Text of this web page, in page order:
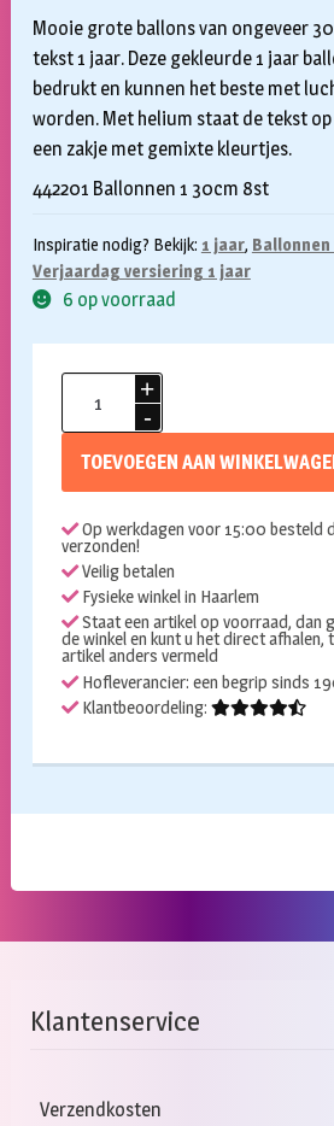
Mooie grote ballons van ongeveer
tekst 1 jaar. Deze gekleurde 1 jaar
bedrukt en kunnen het beste met
worden. Met helium staat de tekst
een zakje met gemixte kleurtjes.
442201 Ballonnen 1 30cm 8st
Inspiratie nodig? Bekijk: 1 jaar,
Verjaardag versiering 1 jaar
6 op voorraad
Ballonnen
stuks
aantal
TOEVOEGEN AAN
Op werkdagen voor 15:00 besteld
verzonden!
Veilig betalen
Fysieke winkel in Haarlem
Staat een artikel op voorraad, dan
de winkel en kunt u het direct afhalen,
artikel anders vermeld
Hofleverancier: een begrip sinds
Klantbeoordeling:
Klantenservice
Verzendkosten